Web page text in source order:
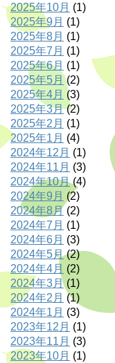
2025年10月 (1)
2025年9月 (1)
2025年8月 (1)
2025年7月 (1)
2025年6月 (1)
2025年5月 (2)
2025年4月 (3)
2025年3月(2)
2025年2月 (1)
2025年1月 (4)
2024年12月 (1)
2024年11月 (3)
2024年10月(4)
2024年9月 (2)
2024年8月 (2)
2024年7月 (1)
2024年6月 (3)
2024年5月(2)
2024年4月 (2)
2024年3月(1)
2024年2月 (1)
2024年1月 (3)
2023年12月 (1)
2023年11月 (3)
2023年10月 (1)